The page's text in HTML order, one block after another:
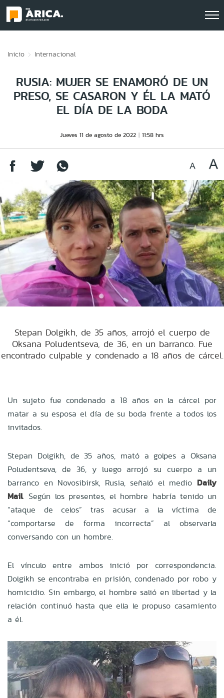
Inicio Internacional
RUSIA: MUJER SE ENAMORÓ DE UN
PRESO, SE CASARON Y ÉL LA MATÓ
EL DÍA DE LA BODA
Jueves 11 de agosto de 2022 11:58 hrs
Stepan Dolgikh, de 35 años, arrojó el cuerpo de
Oksana Poludentseva, de 36, en un barranco. Fue
encontrado culpable y condenado a 18 años de cárcel.
Un sujeto fue condenado a 18 años en la cárcel por
matar a su esposa el día de su boda frente a todos los
invitados.
Stepan Dolgikh, de 35 años, mató a golpes a Oksana
Poludentseva, de 36, y luego arrojó su cuerpo a un
barranco en Novosibirsk, Rusia, señaló el medio Daily
Mail. Según los presentes, el hombre habría tenido un
“ataque de celos” tras acusar a la víctima de
“comportarse de forma incorrecta” al observarla
conversando con un hombre.
El vínculo entre ambos inició por correspondencia.
Dolgikh se encontraba en prisión, condenado por robo y
homicidio. Sin embargo, el hombre salió en libertad y la
relación continuó hasta que ella le propuso casamiento
a él.